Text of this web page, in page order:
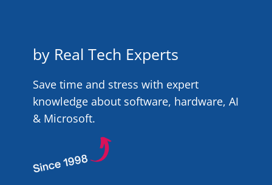
by Real Tech Experts
Save time and stress with expert
knowledge about software, hardware, AI
& Microsoft.